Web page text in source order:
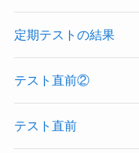
定期テストの結果
テスト直前②
テスト直前